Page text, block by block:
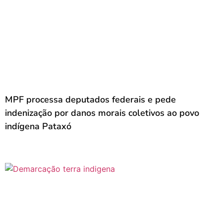
MPF processa deputados federais e pede
indenização por danos morais coletivos ao povo
indígena Pataxó